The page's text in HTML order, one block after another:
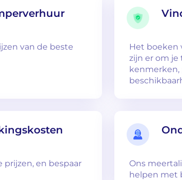
van de beste
Het boeken
zijn er om
kenmerken,
en bespaar
Ons
helpen met